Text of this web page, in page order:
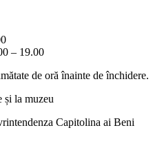
– 19.00
de oră înainte de închidere.
și la muzeu
Capitolina ai Beni